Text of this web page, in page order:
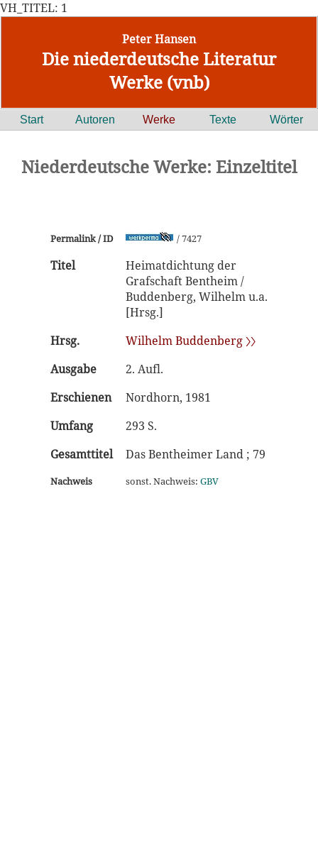
VH_TITEL: 1
Peter Hansen
Die niederdeutsche Literatur
Werke (vnb)
Start Autoren Werke Texte Wörter
Niederdeutsche Werke: Einzeltitel
Permalink / ID / 7427
Titel
Heimatdichtung der
Grafschaft Bentheim /
Buddenberg, Wilhelm u.a.
[Hrsg.]
Hrsg.
Wilhelm Buddenberg 〉〉
Ausgabe
2. Aufl.
Erschienen
Nordhorn, 1981
Umfang
293 S.
Gesamttitel
Das Bentheimer Land ; 79
Nachweis sonst. Nachweis: GBV